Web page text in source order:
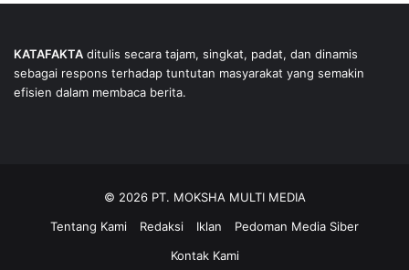
KATAFAKTA ditulis secara tajam, singkat, padat, dan dinamis
sebagai respons terhadap tuntutan masyarakat yang semakin
efisien dalam membaca berita.
© 2026 PT. MOKSHA MULTI MEDIA
Tentang Kami
Redaksi Iklan
Pedoman Media Siber
Kontak Kami